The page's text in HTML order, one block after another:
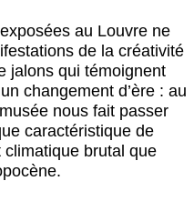
au Louvre ne
de la créativité
jalons qui témoignent
changement d’ère : au
nous fait passer
caractéristique de
climatique brutal que